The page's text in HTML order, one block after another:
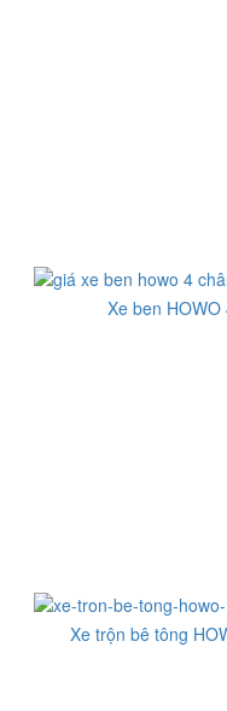
Xe ben
Xe trộn bê tông